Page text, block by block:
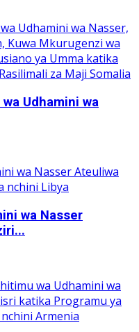
Udhamini wa
wa Nasser